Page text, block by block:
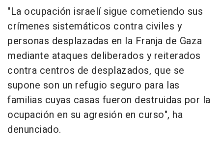
"La ocupación israelí sigue cometiendo sus
crímenes sistemáticos contra civiles y
personas desplazadas en la Franja de Gaza
mediante ataques deliberados y reiterados
contra centros de desplazados, que se
supone son un refugio seguro para las
familias cuyas casas fueron destruidas por la
ocupación en su agresión en curso", ha
denunciado.